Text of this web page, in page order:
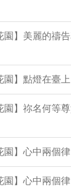
園】美麗的禱
園】點燈在臺
園】祢名何等
園】心中兩個
園】心中兩個